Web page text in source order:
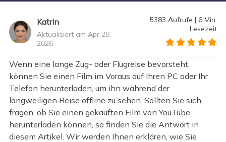
Katrin
Aktualisiert am Apr 28,
2026
5383 Aufrufe | 6 Min.
Lesezeit
Wenn eine lange Zug- oder Flugreise bevorsteht,
können Sie einen Film im Voraus auf Ihren PC oder Ihr
Telefon herunterladen, um ihn während der
langweiligen Reise offline zu sehen. Sollten Sie sich
fragen, ob Sie einen gekauften Film von YouTube
herunterladen können, so finden Sie die Antwort in
diesem Artikel. Wir werden Ihnen erklären, wie Sie